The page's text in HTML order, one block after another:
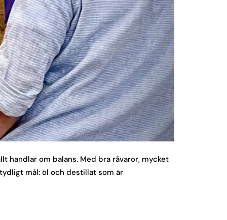
handlar om balans. Med bra råvaror, mycket
mål: öl och destillat som är